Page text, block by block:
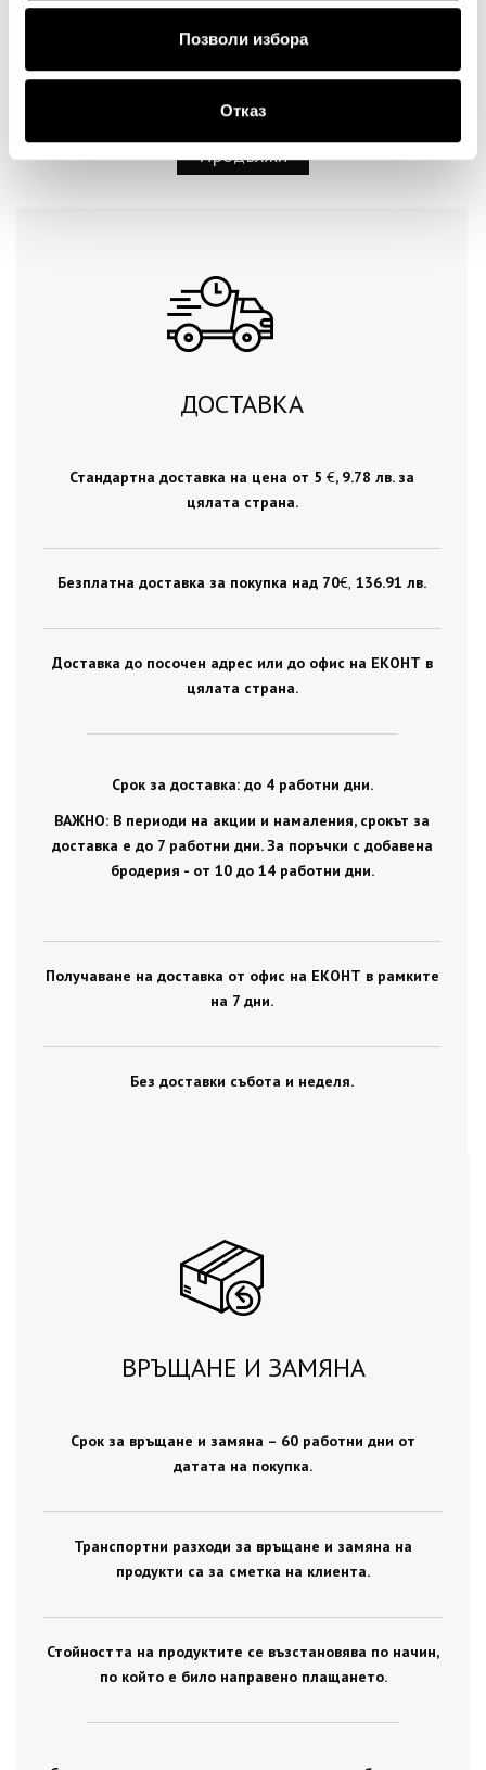
Позволи избора
Отказ
Продължи
ДОСТАВКА
Стандартна доставка на цена от 5 €, 9.78 лв. за
цялата страна.
Безплатна доставка за покупка над 70€ , 136.91 лв.
Доставка до посочен адрес или до офис на ЕКОНТ в
цялата страна.
Срок за доставка: до 4 работни дни.
ВАЖНО: В периоди на акции и намаления, срокът за
доставка е до 7 работни дни. За поръчки с добавена
бродерия - от 10 до 14 работни дни.
Получаване на доставка от офис на ЕКОНТ в рамките
на 7 дни.
Без доставки събота и неделя.
ВРЪЩАНЕ И ЗАМЯНА
Срок за връщане и замяна – 60 работни дни от
датата на покупка.
Транспортни разходи за връщане и замяна на
продукти са за сметка на клиента.
Стойността на продуктите се възстановява по начин,
по който е било направено плащането.